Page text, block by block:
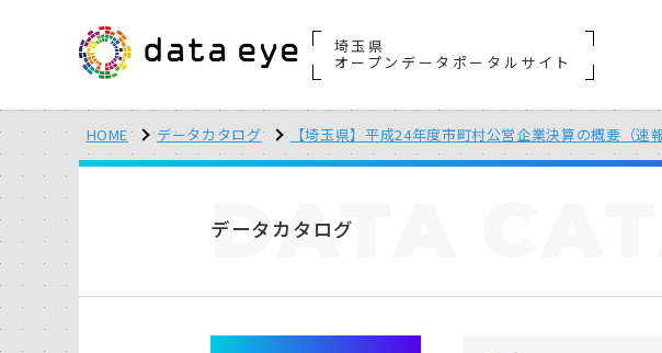
埼玉県
オープンデータポータルサイト
HOME データカタログ 【埼玉県】平成24年度市町村公営企業決算の概要（速報
データカタログ
DATA